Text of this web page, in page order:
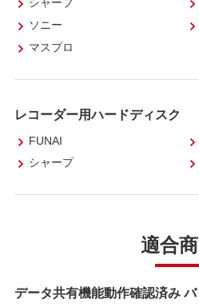
ソニー
マスプロ
レコーダー用ハードディスク
FUNAI
シャープ
適合
データ共有機能動作確認済み